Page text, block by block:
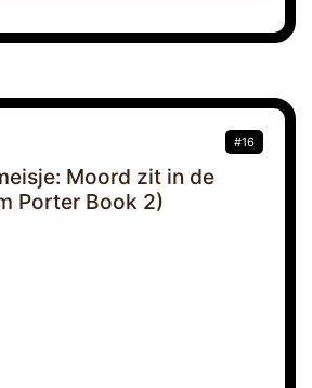
#16
Moord zit in de
Porter Book 2)